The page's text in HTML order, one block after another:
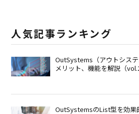
人気記事ランキング
OutSystems（アウトシス
メリット、機能を解説（
OutSystemsのList型を効果